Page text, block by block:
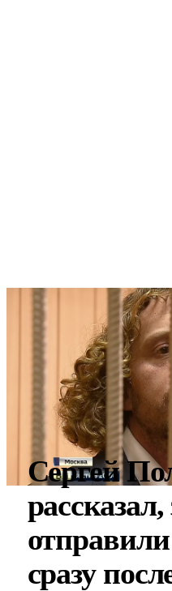
Сергей
рассказал,
сразу